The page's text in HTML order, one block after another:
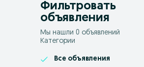
Фильтровать
объявления
Мы нашли 0 объявлений
Категории
Все объявления